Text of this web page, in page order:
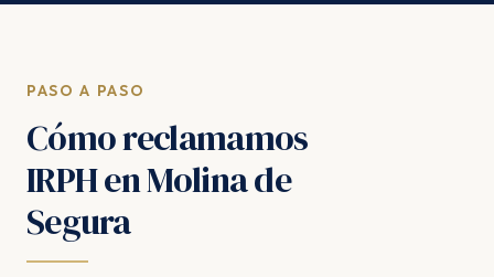
PASO A PASO
Cómo reclamamos
IRPH en Molina de
Segura